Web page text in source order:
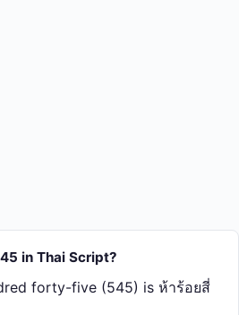
in Thai Script?
forty-five (545) is ห้า​ร้อย​สี่​